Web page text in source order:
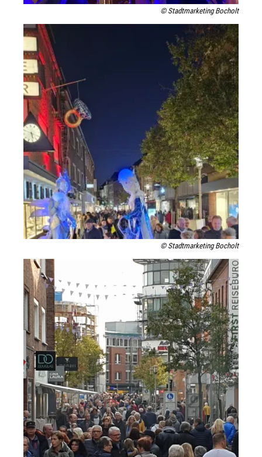
© Stadtmarketing Bocholt
© Stadtmarketing Bocholt